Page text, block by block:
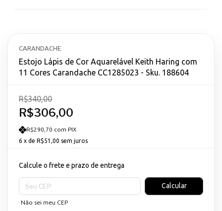
CARANDACHE
Estojo Lápis de Cor Aquarelável Keith Haring com
11 Cores Carandache CC1285023 - Sku. 188604
R$306,00
R$340,00
R$290,70 com PIX
6 x de R$51,00 sem juros
Calcule o frete e prazo de entrega
Entregas para o CEP:
Calcular
Não sei meu CEP